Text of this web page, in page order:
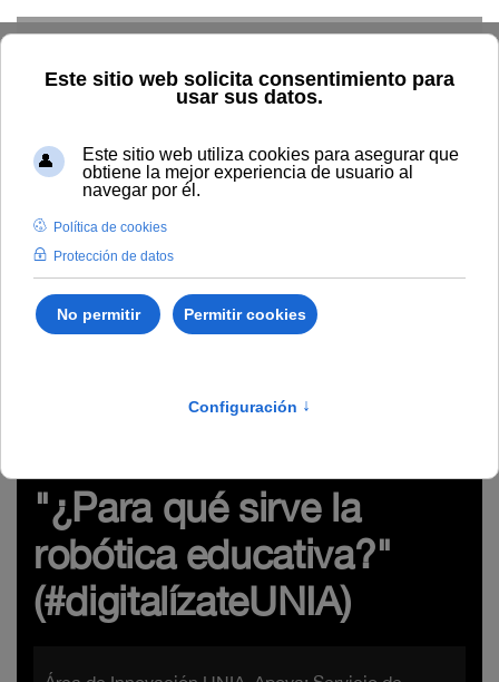
Inicio Innovación
Conocimiento abierto y difusión
Recursos Educativos en abierto
sirve la robótica educativa?" (#digitalízateUNIA)
"¿Para qué sirve la
robótica educativa?"
(#digitalízateUNIA)